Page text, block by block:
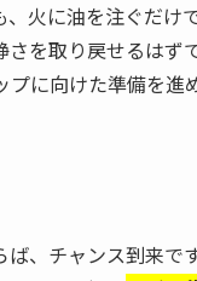
火に油を注ぐだけ
を取り戻せるはず
に向けた準備を進
、チャンス到来で